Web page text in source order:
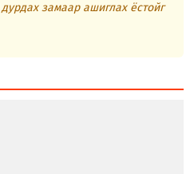
замаар ашиглах ёстойг